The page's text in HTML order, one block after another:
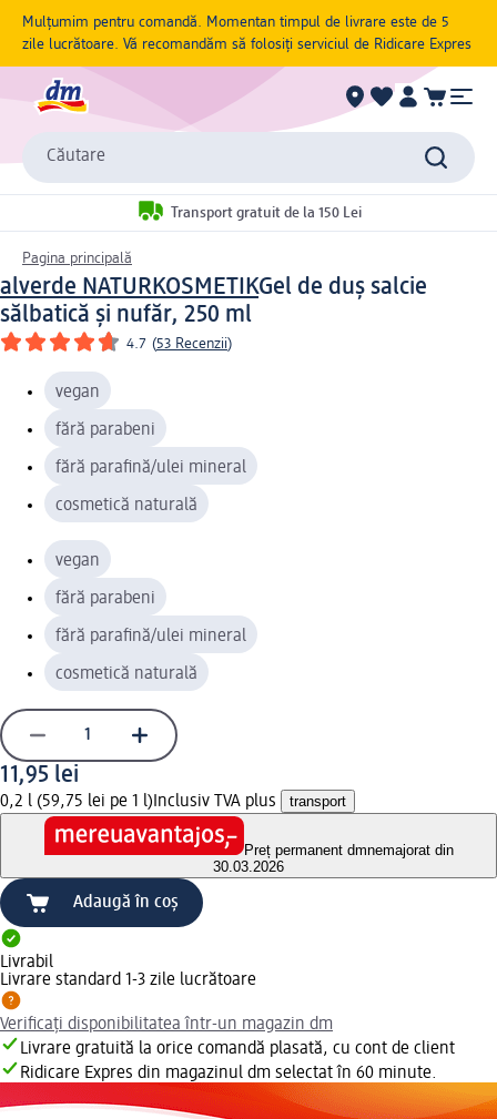
Mulțumim pentru comandă. Momentan timpul de livrare este de 5
zile lucrătoare. Vă recomandăm să folosiți serviciul de Ridicare Expres
Căutare
Transport gratuit de la 150 Lei
Pagina principală
alverde NATURKOSMETIKGel de duș salcie
sălbatică și nufăr, 250 ml
4.7 (53 Recenzii)
vegan
fără parabeni
fără parafină/ulei mineral
cosmetică naturală
vegan
fără parabeni
fără parafină/ulei mineral
cosmetică naturală
11,95 lei
0,2 l (59,75 lei pe 1 l) Inclusiv TVA plus transport
Preț permanent dmnemajorat din
30.03.2026
Adaugă în coș
Livrabil
Livrare standard 1-3 zile lucrătoare
Verificați disponibilitatea într-un magazin dm
Livrare gratuită la orice comandă plasată, cu cont de client
Ridicare Expres din magazinul dm selectat în 60 minute.